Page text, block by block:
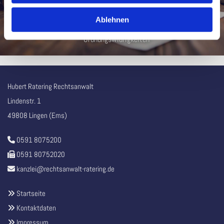
Ablehnen
Straßenverkehrs- und Unfallrecht
Sozialrecht
Ordnungswidrigkeiten
Hubert Ratering Rechtsanwalt
Lindenstr. 1
49808 Lingen (Ems)
 0591 8075200
 0591 80752020
 kanzlei@rechtsanwalt-ratering.de
 Startseite
 Kontaktdaten
